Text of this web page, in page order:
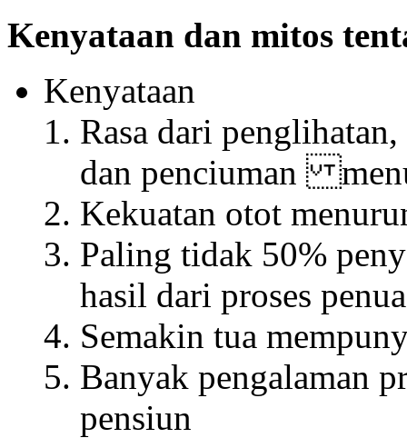
Kenyataan dan mitos
Kenyataan
Rasa dari penglihatan,
dan penciuman
Kekuatan otot
Paling tidak 50%
hasil dari proses
Semakin tua
Banyak pengalaman
pensiun